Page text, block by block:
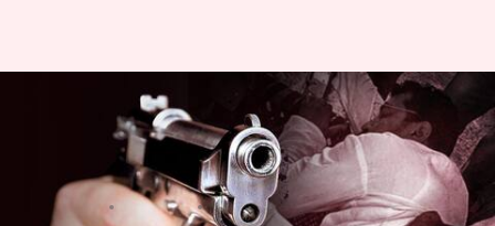
भीम आर्मी प्रमुख चंद्रशेखर आजाद पर
जानलेवा हमला करने वाले 4 आरोपी
अंबाला से हुए गिरफ्तार
सकुल गर्ग Jul 01, 2023 06:19 pm